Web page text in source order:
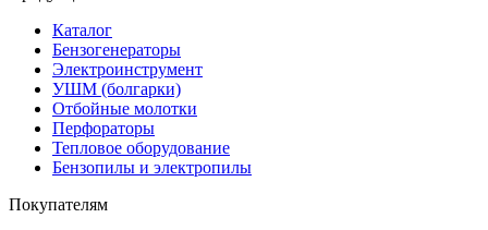
Каталог
Бензогенераторы
Электроинструмент
УШМ (болгарки)
Отбойные молотки
Перфораторы
Тепловое оборудование
Бензопилы и электропилы
Покупателям